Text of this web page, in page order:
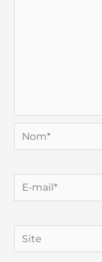
Nom*
E-
mail*
Site